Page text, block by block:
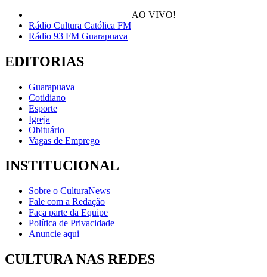
AO VIVO!
Rádio Cultura Católica FM
Rádio 93 FM Guarapuava
EDITORIAS
Guarapuava
Cotidiano
Esporte
Igreja
Obituário
Vagas de Emprego
INSTITUCIONAL
Sobre o CulturaNews
Fale com a Redação
Faça parte da Equipe
Política de Privacidade
Anuncie aqui
CULTURA NAS REDES